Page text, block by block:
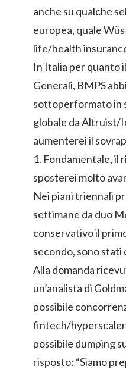
anche su qualche
europea, quale
life/health
In Italia per quanto
Generali, BMPS
sottoperformato in
globale da Altruist/
aumenterei il
1. Fondamentale, il
sposterei molto
Nei piani triennali
settimane da duo
conservativo il
secondo, sono stati
Alla domanda
un’analista di
possibile
fintech/
possibile dumping
risposto: “Siamo